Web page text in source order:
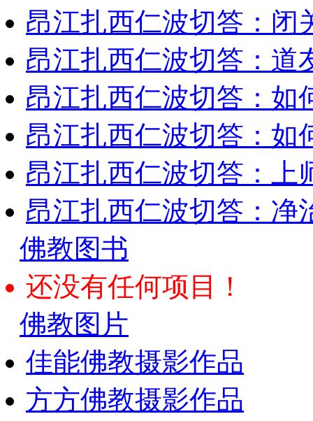
昂江扎西仁波切答：闭
昂江扎西仁波切答：道
昂江扎西仁波切答：如
昂江扎西仁波切答：如
昂江扎西仁波切答：上
昂江扎西仁波切答：净
佛教图书
还没有任何项目！
佛教图片
佳能佛教摄影作品
方方佛教摄影作品